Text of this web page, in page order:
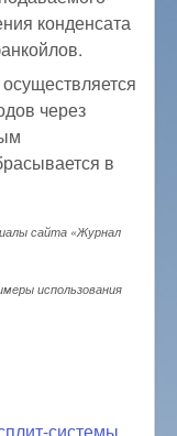
конденсата
через
в
сайта «Журнал
использования